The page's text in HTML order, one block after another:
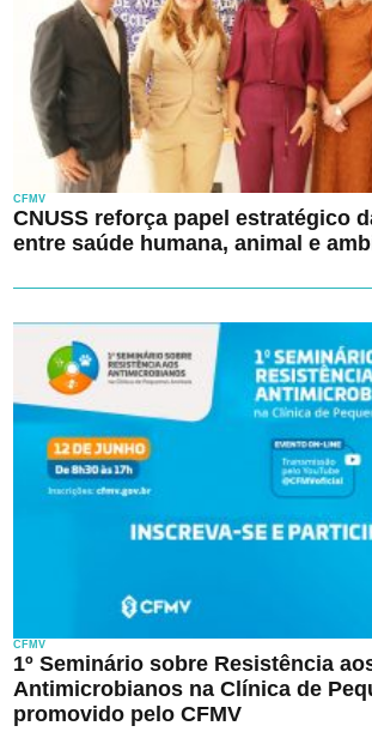
CFMV
CNUSS reforça papel estratégico
entre saúde humana, animal e
CFMV
1º Seminário sobre Resistência
Antimicrobianos na Clínica de
promovido pelo CFMV